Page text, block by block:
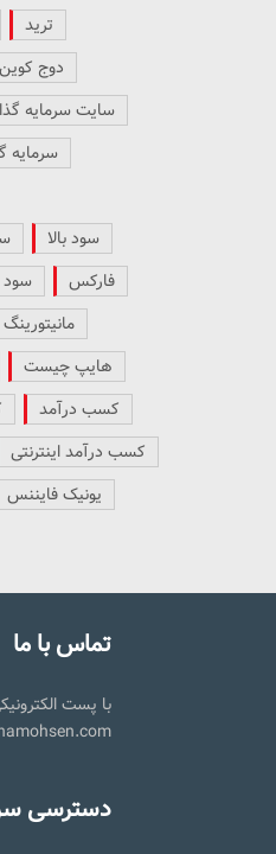
ترید
دوج کوین
سایت سرمایه
سرمایه
سود بالا
سود
فارکس
مانیتورینگ
هایپ چیست
کسب درآمد
کسب درآمد اینترنتی
یونیک فایننس
تماس با ما
با پست
دسترسی